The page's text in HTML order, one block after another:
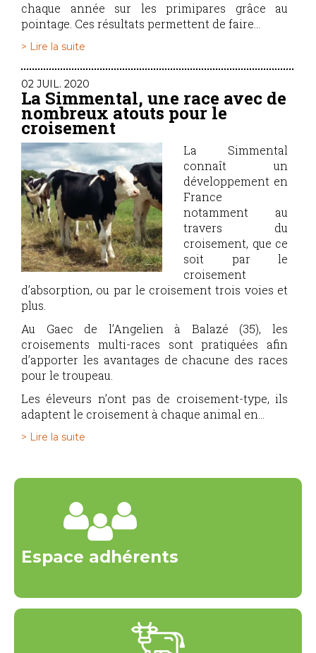
chaque année sur les primipares grâce au
pointage. Ces résultats permettent de faire...
> Lire la suite
02 JUIL. 2020
La Simmental, une race avec de
nombreux atouts pour le
croisement
La Simmental
connaît un
développement en
France
notamment au
travers du
croisement, que ce
soit par le
croisement
d’absorption, ou par le croisement trois voies et
plus.
Au Gaec de l’Angelien à Balazé (35), les
croisements multi-races sont pratiquées afin
d’apporter les avantages de chacune des races
pour le troupeau.
Les éleveurs n’ont pas de croisement-type, ils
adaptent le croisement à chaque animal en...
> Lire la suite
Espace adhérents